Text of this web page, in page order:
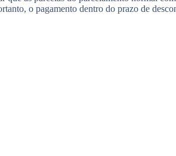
o pagamento dentro do prazo de